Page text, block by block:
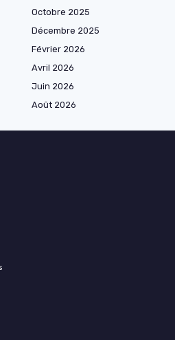
Octobre 2025
Décembre 2025
Février 2026
Avril 2026
Juin 2026
Août 2026